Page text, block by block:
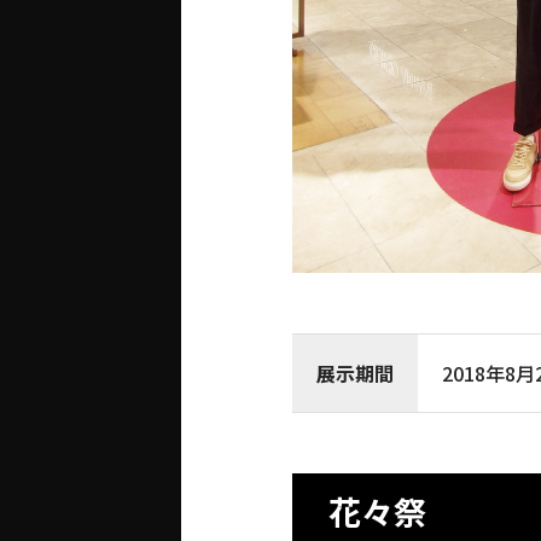
展示期間 2018年8
花々祭